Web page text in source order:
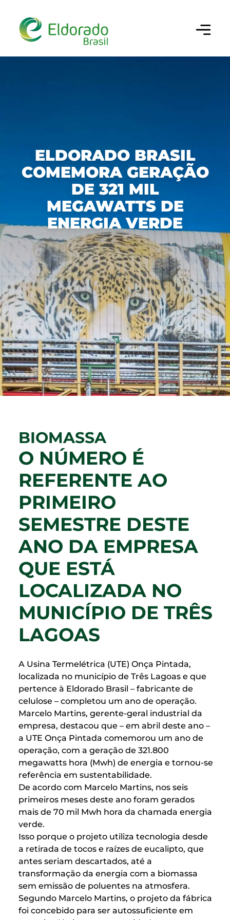
Configurar cookies
Utilizamos cookies para oferecer a melhor
segurança da navegação.
Cookies de Desempenho/Performance
Permitem analisar acessos e
comportamento de navegação para
melhorar a performance do site.
Recusar não essenciais
Aceitar todos
Salvar preferências
公司
我们的文化
立足
业务、绩效和创新
生产链
林区
工业
可再生能源发电
综合物流
创新
EBLOG
Tabela de Preços
可持续经营
废物管理
水资源
生物多样性
绿色能源
社区行动
巴西埃尔多拉多（Eldorado Brasil）在社区
软件
可持续发展报告
森林管理计划
治理
管理模式
诚信计划
巴西埃尔多拉多
About Ethics Line
计划
内部控制
Hotline Channel
Relatório de Equidade Salarial
与投资者的关系
财务报表
资产负债表
对市场的公告
请与投资者关系人员联系
与我们共事
我们的人员
招聘信息
我想成为供应商
通信室
内容中心
媒体工具包
新闻稿
媒体中的埃尔多拉多
中文
PT
EN
中文
ELDORADO BRASIL
COMEMORA GERAÇÃO
DE 321 MIL
MEGAWATTS DE
ENERGIA VERDE
BIOMASSA
O NÚMERO É
REFERENTE AO
PRIMEIRO
SEMESTRE DESTE
ANO DA EMPRESA
QUE ESTÁ
LOCALIZADA NO
MUNICÍPIO DE TRÊS
LAGOAS
A Usina Termelétrica (UTE) Onça Pintada,
localizada no município de Três Lagoas e que
pertence à Eldorado Brasil – fabricante de
celulose – completou um ano de operação.
Marcelo Martins, gerente-geral industrial da
empresa, destacou que – em abril deste ano –
a UTE Onça Pintada comemorou um ano de
operação, com a geração de 321.800
megawatts hora (Mwh) de energia e tornou-se
referência em sustentabilidade.
De acordo com Marcelo Martins, nos seis
primeiros meses deste ano foram gerados
mais de 70 mil Mwh hora da chamada energia
verde.
Isso porque o projeto utiliza tecnologia desde
a retirada de tocos e raízes de eucalipto, que
antes seriam descartados, até a
transformação da energia com a biomassa
sem emissão de poluentes na atmosfera.
Segundo Marcelo Martins, o projeto da fábrica
foi concebido para ser autossuficiente em